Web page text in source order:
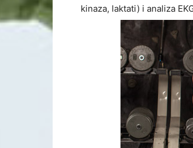
kinaza, laktati) i analiza